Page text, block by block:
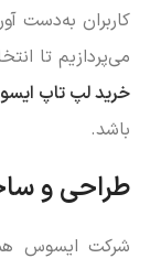
کاربران به‌دست
می‌پردازیم تا
خرید لپ تاپ
باشد.
طراحی و